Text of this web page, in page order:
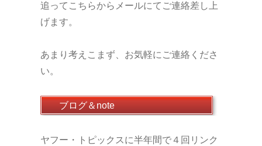
追ってこちらからメールにてご連絡差し上
げます。
あまり考えこまず、お気軽にご連絡くださ
い。
ブログ＆note
ヤフー・トピックスに半年間で４回リンク